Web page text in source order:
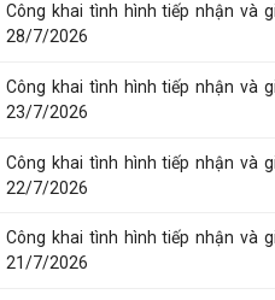
Công khai tình hình tiếp nhận và
28/7/2026
Công khai tình hình tiếp nhận và
23/7/2026
Công khai tình hình tiếp nhận và
22/7/2026
Công khai tình hình tiếp nhận và
21/7/2026